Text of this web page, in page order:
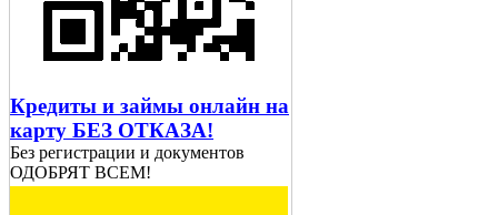
Кредиты и займы онлайн на
карту БЕЗ ОТКАЗА!
Без регистрации и документов
ОДОБРЯТ ВСЕМ!